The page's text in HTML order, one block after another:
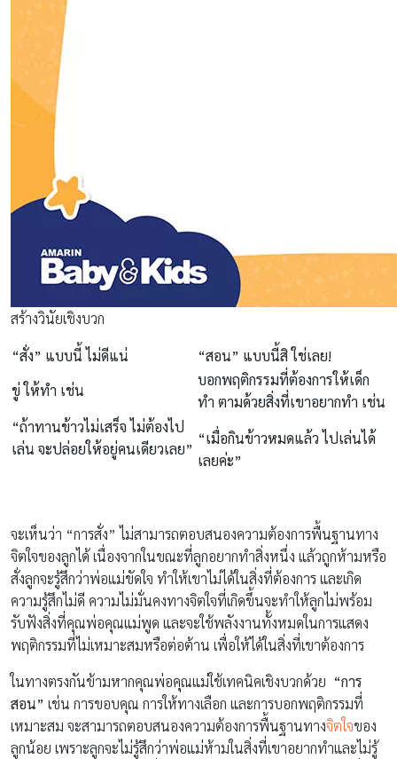
สร้างวินัยเชิงบวก
“สั่ง” แบบนี้ ไม่ดีแน่
“สอน” แบบนี้สิ ใช่เลย!
ขู่ให้ทำ เช่น
“ถ้าทานข้าวไม่เสร็จ ไม่ต้องไป
เล่น จะปล่อยให้อยู่คนเดียวเลย”
บอกพฤติกรรมที่ต้องการให้เด็ก
ทำ ตามด้วยสิ่งที่เขาอยากทำ เช่น
“เมื่อกินข้าวหมดแล้ว ไปเล่นได้
เลยค่ะ”
จะเห็นว่า “การสั่ง” ไม่สามารถตอบสนองความต้องการพื้นฐานทาง
จิตใจของลูกได้ เนื่องจากในขณะที่ลูกอยากทำสิ่งหนึ่ง แล้วถูกห้ามหรือ
สั่งลูกจะรู้สึกว่าพ่อแม่ขัดใจ ทำให้เขาไม่ได้ในสิ่งที่ต้องการ และเกิด
ความรู้สึกไม่ดี ความไม่มั่นคงทางจิตใจที่เกิดขึ้นจะทำให้ลูกไม่พร้อม
รับฟังสิ่งที่คุณพ่อคุณแม่พูด และจะใช้พลังงานทั้งหมดในการแสดง
พฤติกรรมที่ไม่เหมาะสมหรือต่อต้าน เพื่อให้ได้ในสิ่งที่เขาต้องการ
ในทางตรงกันข้ามหากคุณพ่อคุณแม่ใช้เทคนิคเชิงบวกด้วย “การ
สอน” เช่น การขอบคุณ การให้ทางเลือก และการบอกพฤติกรรมที่
เหมาะสม จะสามารถตอบสนองความต้องการพื้นฐานทางจิตใจของ
ลูกน้อย เพราะลูกจะไม่รู้สึกว่าพ่อแม่ห้ามในสิ่งที่เขาอยากทำและไม่รู้